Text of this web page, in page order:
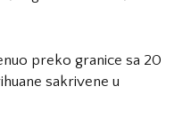
preko granice sa 20
sakrivene u